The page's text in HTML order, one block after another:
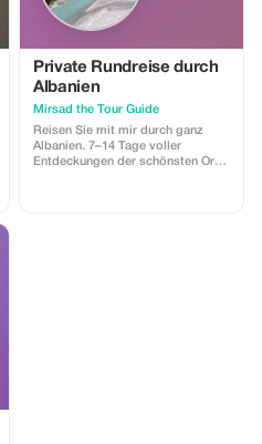
Private Rundreise durch
Albanien
Mirsad the Tour Guide
Reisen Sie mit mir durch ganz
Albanien. 7–14 Tage voller
Entdeckungen der schönsten Orte